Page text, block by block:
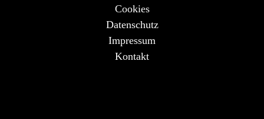
Cookies
Datenschutz
Impressum
Kontakt